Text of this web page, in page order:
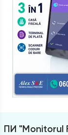
ПИ "Monitorul